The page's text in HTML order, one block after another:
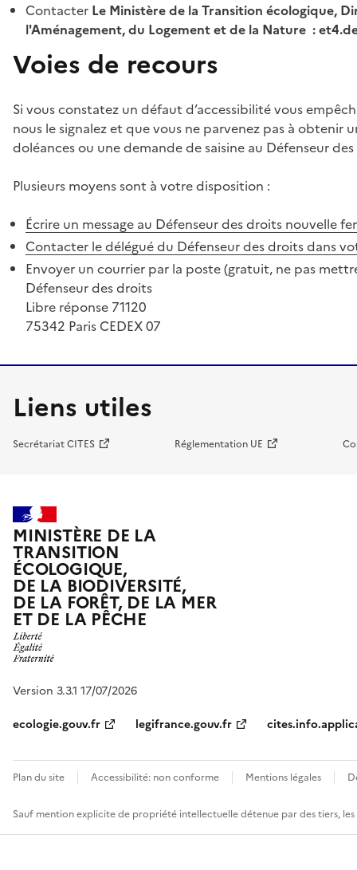
Contacter Le Ministère de la Transition écologique,
l'Aménagement, du Logement et de la Nature :
Voies de recours
Si vous constatez un défaut d’accessibilité vous
nous le signalez et que vous ne parvenez pas à
doléances ou une demande de saisine au Défenseur
Plusieurs moyens sont à votre disposition :
Écrire un message au Défenseur des droits nouvelle
Contacter le délégué du Défenseur des droits dans
Envoyer un courrier par la poste (gratuit, ne pas
Défenseur des droits
Libre réponse 71120
75342 Paris CEDEX 07
Liens utiles
Secrétariat CITES Réglementation UE
MINISTÈRE DE LA
TRANSITION
ÉCOLOGIQUE,
DE LA BIODIVERSITÉ,
DE LA FORÊT, DE LA MER
ET DE LA PÊCHE
Version 3.3.1 17/07/2026
ecologie.gouv.fr
legifrance.gouv.fr
Plan du site Accessibilité: non conforme Mentions légales
Sauf mention explicite de propriété intellectuelle détenue par des tiers,